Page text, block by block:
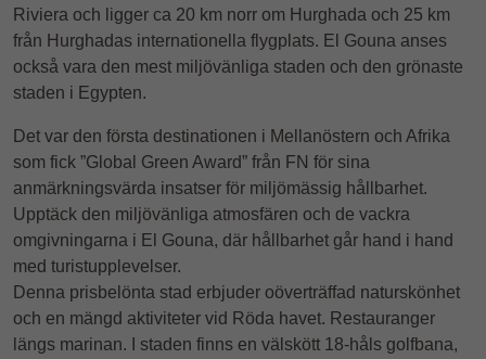
Riviera och ligger ca 20 km norr om Hurghada och 25 km
från Hurghadas internationella flygplats. El Gouna anses
också vara den mest miljövänliga staden och den grönaste
staden i Egypten.
Det var den första destinationen i Mellanöstern och Afrika
som fick ”Global Green Award” från FN för sina
anmärkningsvärda insatser för miljömässig hållbarhet.
Upptäck den miljövänliga atmosfären och de vackra
omgivningarna i El Gouna, där hållbarhet går hand i hand
med turistupplevelser.
Denna prisbelönta stad erbjuder oöverträffad naturskönhet
och en mängd aktiviteter vid Röda havet. Restauranger
längs marinan. I staden finns en välskött 18-håls golfbana,